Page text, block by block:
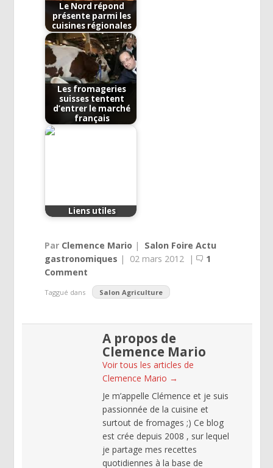
Le Nord répond
présente parmi les
cuisines régionales
Les fromageries
suisses tentent
d’entrer le marché
français
Liens utiles
Par Clemence Mario | Salon Foire Actu
gastronomiques | 02 mars 2012 |
1
Comment
Taggué dans Salon Agriculture
A propos de
Clemence Mario
Voir tous les articles de
Clemence Mario →
Je m’appelle Clémence et je suis
passionnée de la cuisine et
surtout de fromages ;) Ce blog
est crée depuis 2008 , sur lequel
je partage mes recettes
quotidiennes à la base de